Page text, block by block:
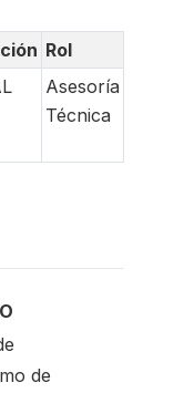
Rol
Asesoría
Técnica
de